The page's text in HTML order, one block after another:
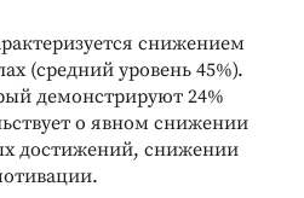
снижением
(средний уровень 45%).
демонстрируют 24%
о явном снижении
достижений, снижении